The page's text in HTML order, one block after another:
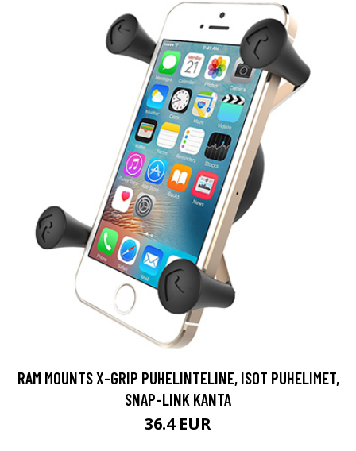
RAM MOUNTS X-GRIP PUHELINTELINE, ISOT PUHELIMET,
SNAP-LINK KANTA
36.4 EUR